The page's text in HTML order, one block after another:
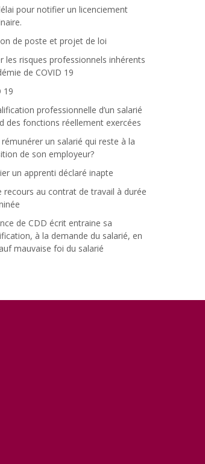
pour notifier un licenciement
de poste et projet de loi
les risques professionnels inhérents
de COVID 19
19
professionnelle d’un salarié
des fonctions réellement exercées
rémunérer un salarié qui reste à la
de son employeur?
un apprenti déclaré inapte
recours au contrat de travail à durée
de CDD écrit entraine sa
à la demande du salarié, en
mauvaise foi du salarié